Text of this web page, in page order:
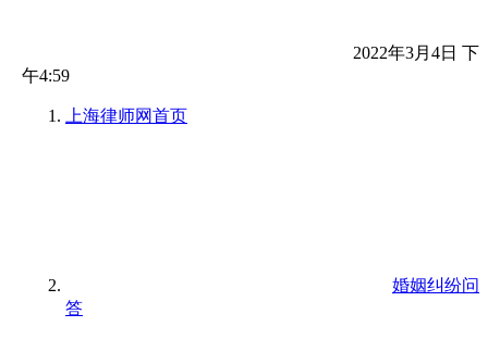
2022年3月4日 下
午4:59
上海律师网首页
婚姻纠纷问
答